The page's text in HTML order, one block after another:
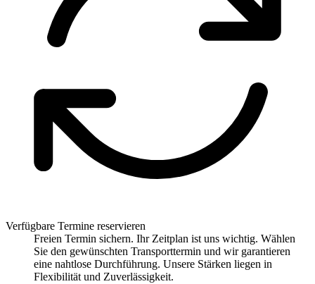
Verfügbare Termine reservieren
Freien Termin sichern. Ihr Zeitplan ist uns wichtig. Wählen
Sie den gewünschten Transporttermin und wir garantieren
eine nahtlose Durchführung. Unsere Stärken liegen in
Flexibilität und Zuverlässigkeit.